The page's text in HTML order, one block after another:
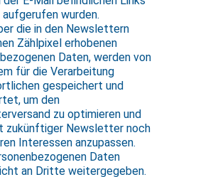
aufgerufen wurden.
die in den Newslettern
Zählpixel erhobenen
Daten, werden von
für die Verarbeitung
gespeichert und
um den
zu optimieren und
zukünftiger Newsletter noch
Interessen anzupassen.
Daten
an Dritte weitergegeben.